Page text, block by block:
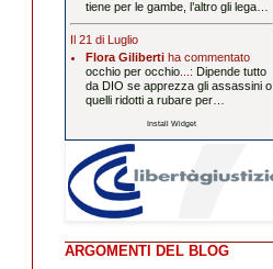
tiene per le gambe, l’altro gli lega…
Il 21 di Luglio
Flora Gilibertiha commentato
occhio per occhio...: Dipende tutto
da DIO se apprezza gli assassini o
quelli ridotti a rubare per…
Install Widget
ARGOMENTI DEL BLOG